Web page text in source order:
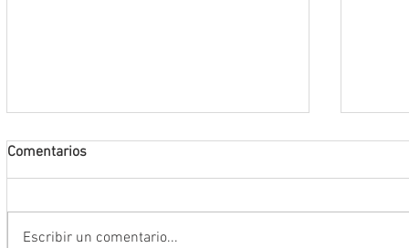
Comentarios
Escribir un comentario...